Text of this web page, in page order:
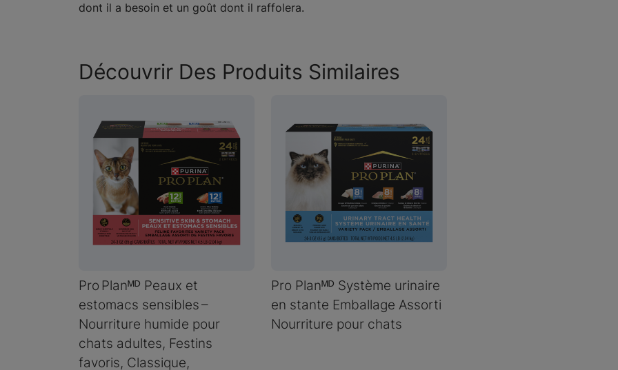
dont il a besoin et un goût dont il raffolera.
Découvrir Des Produits Similaires
Pro Planᴹᴰ Peaux et
estomacs sensibles –
Nourriture humide pour
chats adultes, Festins
favoris, Classique,
Pro Planᴹᴰ Système urinaire
en stante Emballage Assorti
Nourriture pour chats